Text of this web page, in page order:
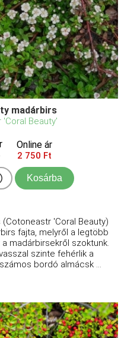
madárbirs
Beauty'
Online ár
2 750 Ft
Kosárba
'Coral Beauty)
fajta, melyről a legtöbb
madárbirsekről szoktunk.
szinte fehérlik a
bordó almácsk ...